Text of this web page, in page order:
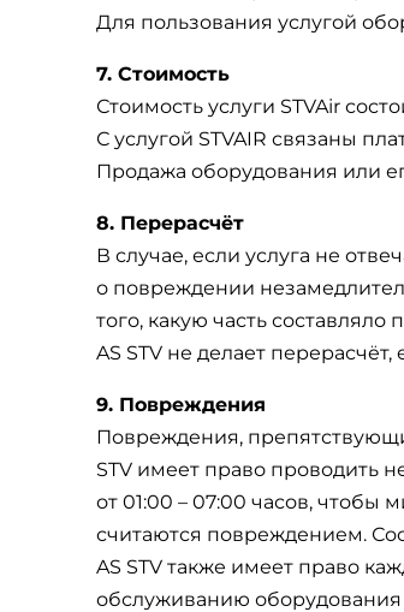
Для пользования услугой
7. Стоимость
Стоимость услуги STVAir
С услугой STVAIR связаны
Продажа оборудования или
8. Перерасчёт
В случае, если услуга не
о повреждении
того, какую часть
AS STV не делает
9. Повреждения
Повреждения,
STV имеет право проводить
от 01:00 – 07:00 часов,
считаются повреждением.
AS STV также имеет право
обслуживанию оборудования